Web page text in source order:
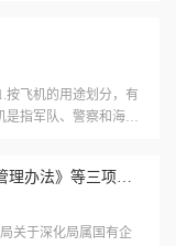
按飞机的用途划分，有
是指军队、警察和海关
民航局党组审议通过《民航新闻信息工作管理办法》等三项改革举措
关于深化局属国有企